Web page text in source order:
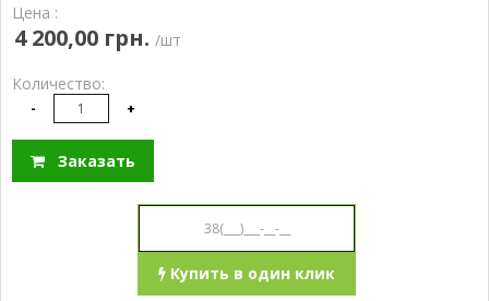
Цена :
4 200,00 грн. /шт
Количество:
- +
Заказать
Купить в один клик